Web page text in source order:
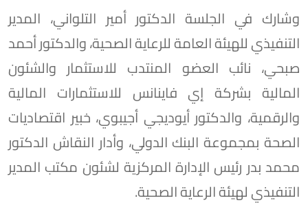
وشارك في الجلسة الدكتور أمير التلواني، المدير
التنفيذي للهيئة العامة للرعاية الصحية، والدكتور أحمد
صبحي، نائب العضو المنتدب للاستثمار والشئون
المالية بشركة إي فاينانس للاستثمارات المالية
والرقمية، والدكتور أيوديجي أجيبوي، خبير اقتصاديات
الصحة بمجموعة البنك الدولي، وأدار النقاش الدكتور
محمد بدر رئيس الإدارة المركزية لشئون مكتب المدير
التنفيذي لهيئة الرعاية الصحية.